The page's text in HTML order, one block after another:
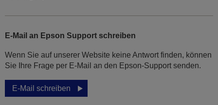
E-Mail an Epson Support schreiben
Wenn Sie auf unserer Website keine Antwort finden, können
Sie Ihre Frage per E-Mail an den Epson-Support senden.
E-Mail schreiben